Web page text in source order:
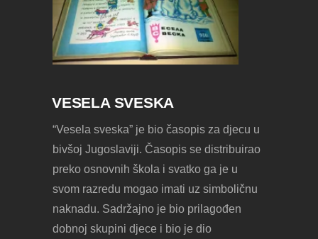
VESELA SVESKA
“Vesela sveska” je bio časopis za djecu u
bivšoj Jugoslaviji. Časopis se distribuirao
preko osnovnih škola i svatko ga je u
svom razredu mogao imati uz simboličnu
naknadu. Sadržajno je bio prilagođen
dobnoj skupini djece i bio je dio